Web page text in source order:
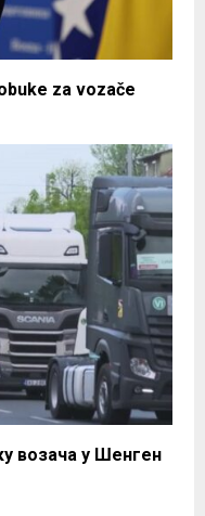
za vozače
возача у Шенген